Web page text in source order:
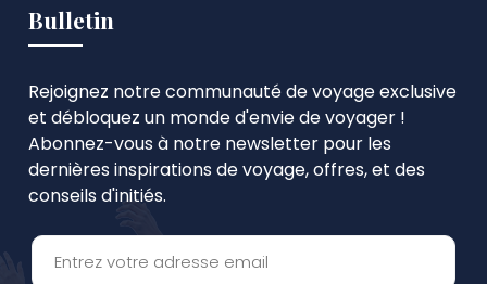
Bulletin
Rejoignez notre communauté de voyage exclusive
et débloquez un monde d'envie de voyager !
Abonnez-vous à notre newsletter pour les
dernières inspirations de voyage, offres, et des
conseils d'initiés.